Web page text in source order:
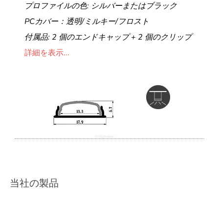
プロファイルの色: シルバーまたはブラック
PCカバー：透明/ミルキー/フロスト
付属品: 2 個のエンドキャップ + 2 個のクリップ
詳細を表示...
当社の製品